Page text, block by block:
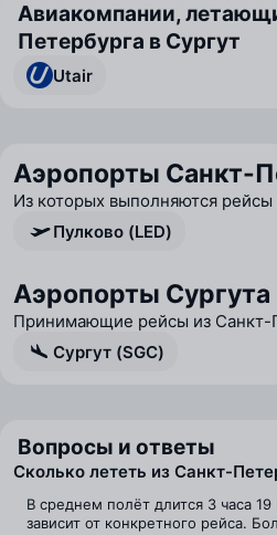
Авиакомпании,
Петербурга в Сургут
Utair
Аэропорты Санкт-
Из которых выполняются рейсы
Пулково (LED)
Аэропорты Сургута
Принимающие рейсы из Санкт-
Сургут (SGC)
Вопросы и ответы
Сколько лететь из Санкт-
В среднем полёт длится 3 часа
зависит от конкретного рейса.